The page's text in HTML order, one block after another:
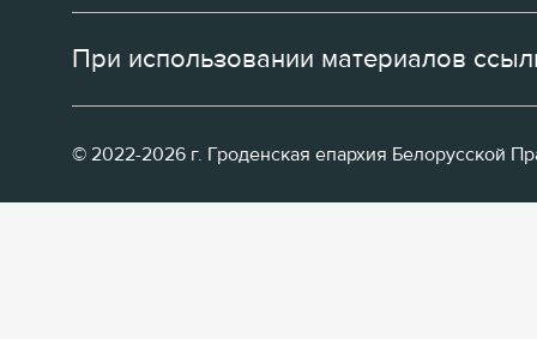
При использовании материалов
© 2022-2026 г. Гроденская епархия Белорусской